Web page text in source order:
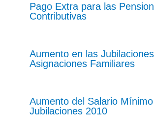
Pago Extra para las
Contributivas
Aumento en las
Asignaciones Familiares
Aumento del Salario
Jubilaciones 2010